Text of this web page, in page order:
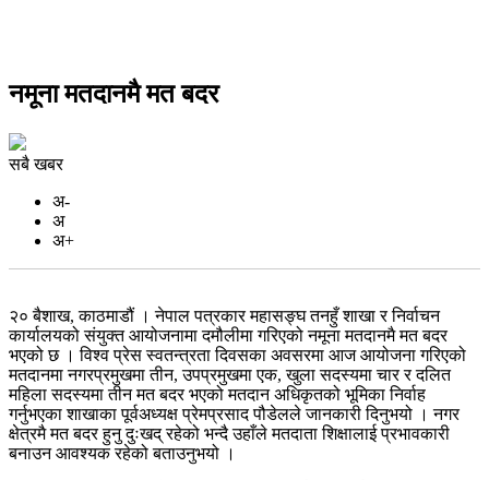
नमूना मतदानमै मत बदर
सबै खबर
अ-
अ
अ+
२० बैशाख, काठमाडौं । नेपाल पत्रकार महासङ्घ तनहुँ शाखा र निर्वाचन
कार्यालयको संयुक्त आयोजनामा दमौलीमा गरिएको नमूना मतदानमै मत बदर
भएको छ । विश्व प्रेस स्वतन्त्रता दिवसका अवसरमा आज आयोजना गरिएको
मतदानमा नगरप्रमुखमा तीन, उपप्रमुखमा एक, खुला सदस्यमा चार र दलित
महिला सदस्यमा तीन मत बदर भएको मतदान अधिकृतको भूमिका निर्वाह
गर्नुभएका शाखाका पूर्वअध्यक्ष प्रेमप्रसाद पौडेलले जानकारी दिनुभयो । नगर
क्षेत्रमै मत बदर हुनु दुःखद् रहेको भन्दै उहाँले मतदाता शिक्षालाई प्रभावकारी
बनाउन आवश्यक रहेको बताउनुभयो ।